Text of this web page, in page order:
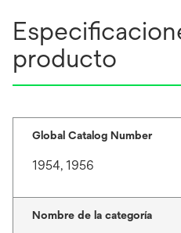
producto
Global Catalog Number
1954, 1956
Nombre de la categoría